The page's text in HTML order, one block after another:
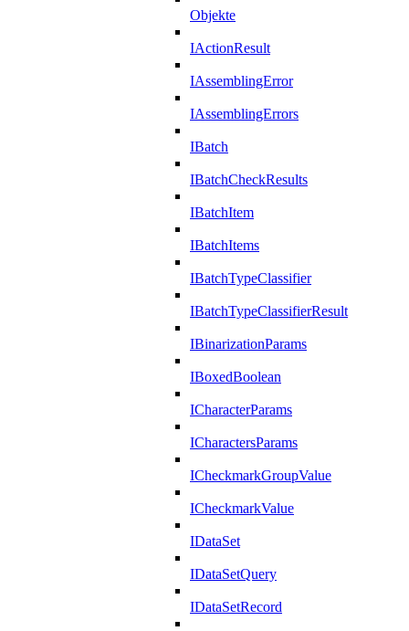
Objekte
IActionResult
IAssemblingError
IAssemblingErrors
IBatch
IBatchCheckResults
IBatchItem
IBatchItems
IBatchTypeClassifier
IBatchTypeClassifierResult
IBinarizationParams
IBoxedBoolean
ICharacterParams
ICharactersParams
ICheckmarkGroupValue
ICheckmarkValue
IDataSet
IDataSetQuery
IDataSetRecord